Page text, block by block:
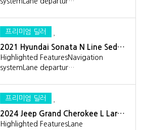
프리미엄 딜러
2021 Hyundai Sonata N Line Sed…
Highlighted FeaturesNavigation
systemLane departur…
프리미엄 딜러
2024 Jeep Grand Cherokee L Lar…
Highlighted FeaturesLane